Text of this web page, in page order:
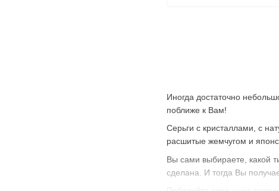
Иногда достаточно
поближе к Вам!
Серьги с кристаллами, с
расшитые жемчугом и
Вы сами выбираете, какой
сделана. И тогда Вы